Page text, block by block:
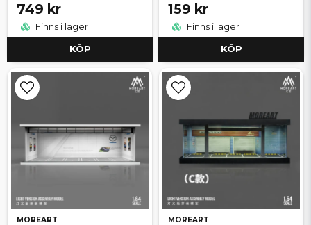
749 kr
Finns i lager
KÖP
159 kr
Finns i lager
KÖP
MOREART MOREART